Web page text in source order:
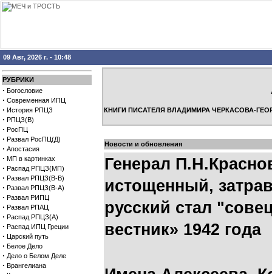
09 Авг, 2026 г. - 10:48
РУБРИКИ
· Богословие
· Современная ИПЦ
· История РПЦЗ
· РПЦЗ(В)
· РосПЦ
· Развал РосПЦ(Д)
· Апостасия
· МП в картинках
· Распад РПЦЗ(МП)
· Развал РПЦЗ(В-В)
· Развал РПЦЗ(В-А)
· Развал РИПЦ
· Развал РПАЦ
· Распад РПЦЗ(А)
· Распад ИПЦ Греции
· Царский путь
· Белое Дело
· Дело о Белом Деле
· Врангелиана
КНИГИ ПИСАТЕЛЯ ВЛАДИМИРА ЧЕРКАСОВА-
Новости и обновления
Генерал
истощенный,
русский стал
вестник» 1942 года